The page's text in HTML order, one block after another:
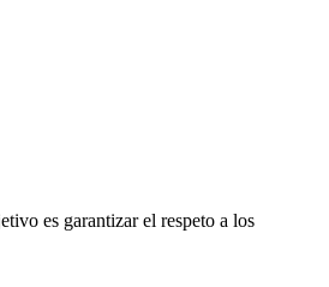
es garantizar el respeto a los